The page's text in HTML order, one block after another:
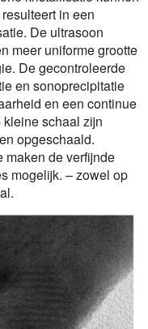
in een
De ultrasoon
meer uniforme grootte
De gecontroleerde
en sonoprecipitatie
en een continue
schaal zijn
opgeschaald.
maken de verfijnde
mogelijk. – zowel op